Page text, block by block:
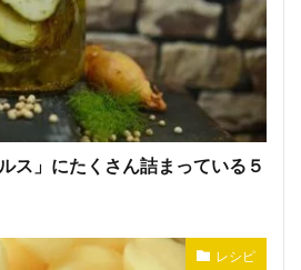
ス」にたくさん詰まっている５
レシピ